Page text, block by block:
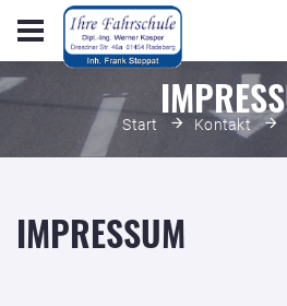
Start Kontakt
IMPRESSUM